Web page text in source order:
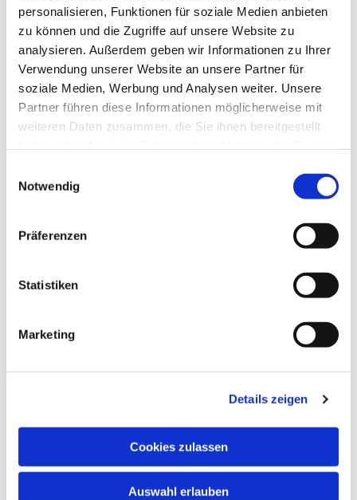
personalisieren, Funktionen für soziale Medien anbieten
zu können und die Zugriffe auf unsere Website zu
analysieren. Außerdem geben wir Informationen zu Ihrer
Verwendung unserer Website an unsere Partner für
soziale Medien, Werbung und Analysen weiter. Unsere
Partner führen diese Informationen möglicherweise mit
weiteren Daten zusammen, die Sie ihnen bereitgestellt
Notwendig
Präferenzen
Statistiken
Marketing
Details zeigen
Cookies zulassen
Auswahl erlauben